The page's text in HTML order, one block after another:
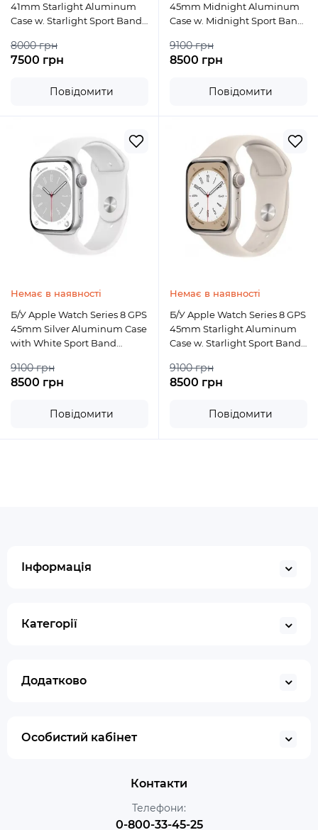
41mm Starlight Aluminum
Case w. Starlight Sport Band
8000 грн
7500 грн
Повідомити
45mm Midnight Aluminum
Case w. Midnight Sport Band
9100 грн
8500 грн
Повідомити
Немає в наявності
Б/У Apple Watch Series 8 GPS
45mm Silver Aluminum Case
with White Sport Band
9100 грн
8500 грн
Повідомити
Немає в наявності
Б/У Apple Watch Series 8 GPS
45mm Starlight Aluminum
Case w. Starlight Sport Band
9100 грн
8500 грн
Повідомити
Інформація
Категорії
Додатково
Особистий кабінет
Контакти
Телефони:
0-800-33-45-25